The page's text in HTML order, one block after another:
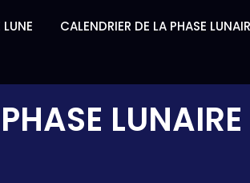
CALENDRIER DE LA PHASE
LUNAIRE